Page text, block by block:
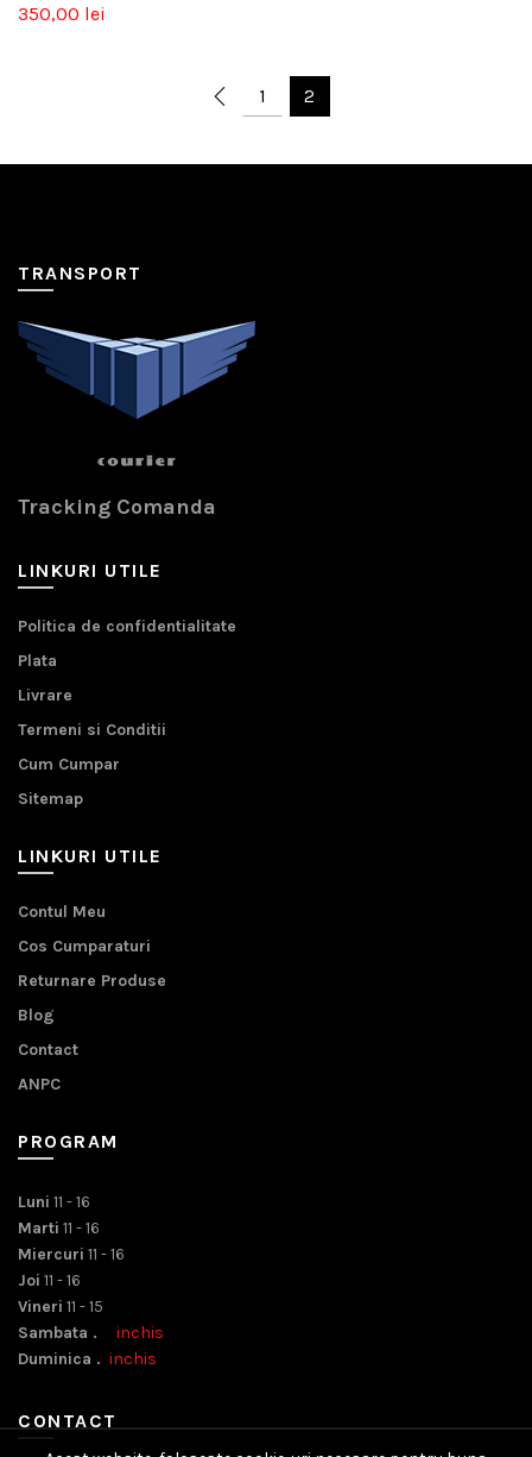
350,00 lei
1 2
TRANSPORT
Tracking Comanda
LINKURI UTILE
Politica de confidentialitate
Plata
Livrare
Termeni si Conditii
Cum Cumpar
Sitemap
LINKURI UTILE
Contul Meu
Cos Cumparaturi
Returnare Produse
Blog
Contact
ANPC
PROGRAM
Luni 11 - 16
Marti 11 - 16
Miercuri 11 - 16
Joi 11 - 16
Vineri 11 - 15
Sambata . inchis
Duminica . inchis
CONTACT